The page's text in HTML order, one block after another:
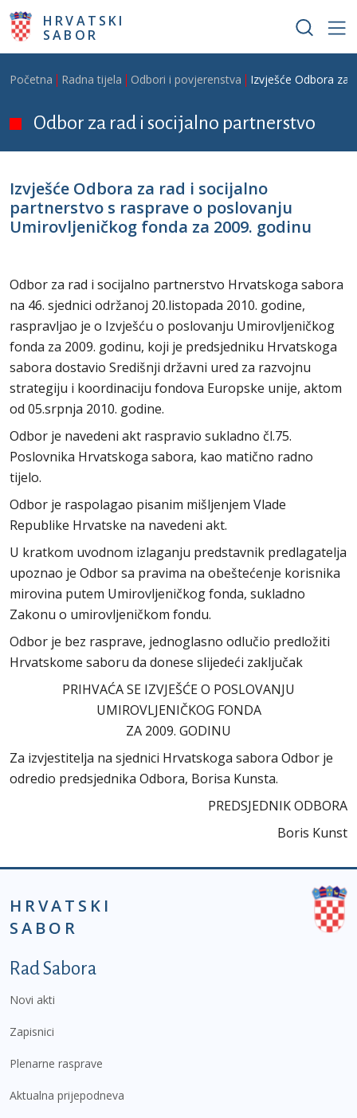
Skoči na glavni sadržaj
HRVATSKI
SABOR
Breadcrumb
Početna Radna tijela Odbori i povjerenstva Izvješće Odbora za
Odbor za rad i socijalno partnerstvo
Izvješće Odbora za rad i socijalno
partnerstvo s rasprave o poslovanju
Umirovljeničkog fonda za 2009. godinu
Odbor za rad i socijalno partnerstvo Hrvatskoga sabora
na 46. sjednici održanoj 20.listopada 2010. godine,
raspravljao je o Izvješću o poslovanju Umirovljeničkog
fonda za 2009. godinu, koji je predsjedniku Hrvatskoga
sabora dostavio Središnji državni ured za razvojnu
strategiju i koordinaciju fondova Europske unije, aktom
od 05.srpnja 2010. godine.
Odbor je navedeni akt raspravio sukladno čl.75.
Poslovnika Hrvatskoga sabora, kao matično radno
tijelo.
Odbor je raspolagao pisanim mišljenjem Vlade
Republike Hrvatske na navedeni akt.
U kratkom uvodnom izlaganju predstavnik predlagatelja
upoznao je Odbor sa pravima na obeštećenje korisnika
mirovina putem Umirovljeničkog fonda, sukladno
Zakonu o umirovljeničkom fondu.
Odbor je bez rasprave, jednoglasno odlučio predložiti
Hrvatskome saboru da donese slijedeći zaključak
PRIHVAĆA SE IZVJEŠĆE O POSLOVANJU
UMIROVLJENIČKOG FONDA
ZA 2009. GODINU
Za izvjestitelja na sjednici Hrvatskoga sabora Odbor je
odredio predsjednika Odbora, Borisa Kunsta.
PREDSJEDNIK ODBORA
Boris Kunst
HRVATSKI
SABOR
Podnožje prvi izbornik
Rad Sabora
Novi akti
Zapisnici
Plenarne rasprave
Aktualna prijepodneva